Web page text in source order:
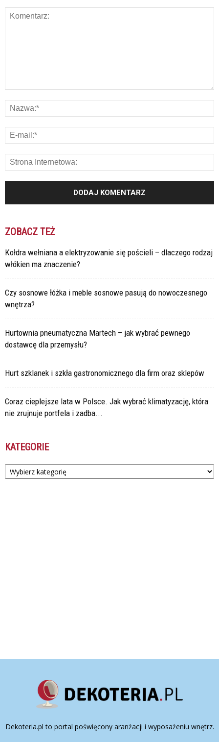
ZOBACZ TEŻ
Kołdra wełniana a elektryzowanie się pościeli – dlaczego rodzaj
włókien ma znaczenie?
Czy sosnowe łóżka i meble sosnowe pasują do nowoczesnego
wnętrza?
Hurtownia pneumatyczna Martech – jak wybrać pewnego
dostawcę dla przemysłu?
Hurt szklanek i szkła gastronomicznego dla firm oraz sklepów
Coraz cieplejsze lata w Polsce. Jak wybrać klimatyzację, która
nie zrujnuje portfela i zadba...
KATEGORIE
Kategorie
Dekoteria.pl to portal poświęcony aranżacji i wyposażeniu wnętrz.